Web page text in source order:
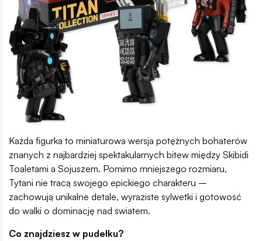
Każda figurka to miniaturowa wersja potężnych bohaterów
znanych z najbardziej spektakularnych bitew między Skibidi
Toaletami a Sojuszem. Pomimo mniejszego rozmiaru,
Tytani nie tracą swojego epickiego charakteru –
zachowują unikalne detale, wyraziste sylwetki i gotowość
do walki o dominację nad światem.
Co znajdziesz w pudełku?